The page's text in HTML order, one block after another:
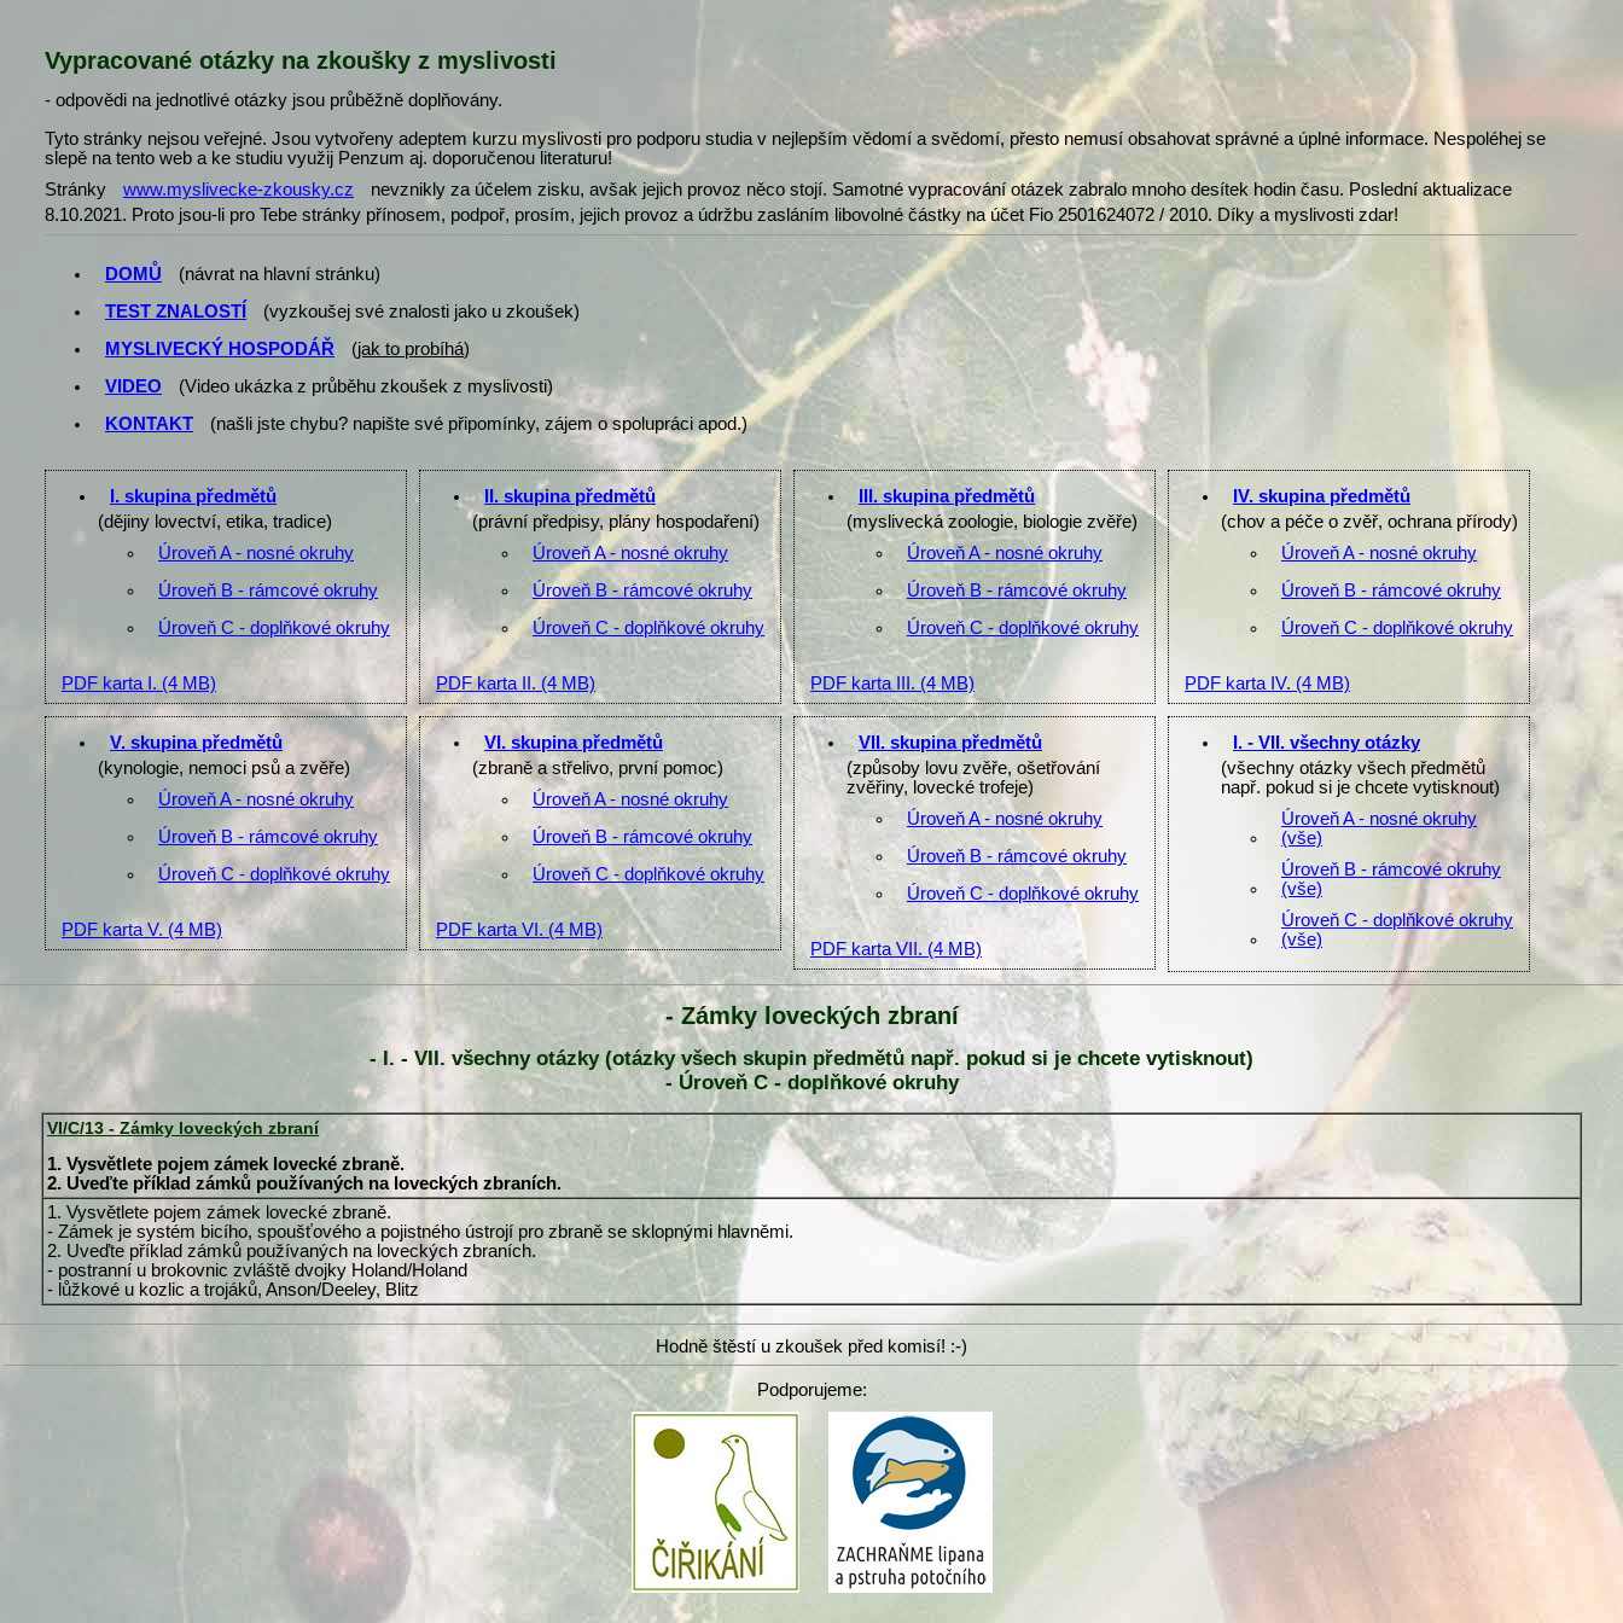
Vypracované otázky na zkoušky z myslivosti
- odpovědi na jednotlivé otázky jsou průběžně doplňovány.
Tyto stránky nejsou veřejné. Jsou vytvořeny adeptem kurzu myslivosti pro podporu studia v nejlepším vědomí a svědomí, přesto nemusí obsahovat správné a úplné informace. Nespoléhej se
slepě na tento web a ke studiu využij Penzum aj. doporučenou literaturu!
Stránky
www.myslivecke-zkousky.cz
nevznikly za účelem zisku, avšak jejich provoz něco stojí. Samotné vypracování otázek zabralo mnoho desítek hodin času. Poslední aktualizace
8.10.2021. Proto jsou-li pro Tebe stránky přínosem, podpoř, prosím, jejich provoz a údržbu zasláním libovolné částky na účet Fio 2501624072 / 2010. Díky a myslivosti zdar!
DOMŮ
(návrat na hlavní stránku)
TEST ZNALOSTÍ
(vyzkoušej své znalosti jako u zkoušek)
MYSLIVECKÝ HOSPODÁŘ
(jak to probíhá)
VIDEO
(Video ukázka z průběhu zkoušek z myslivosti)
KONTAKT
(našli jste chybu? napište své připomínky, zájem o spolupráci apod.)
I. skupina předmětů
(dějiny lovectví, etika, tradice)
Úroveň A - nosné okruhy
Úroveň B - rámcové okruhy
Úroveň C - doplňkové okruhy
PDF karta I. (4 MB)
II. skupina předmětů
(právní předpisy, plány hospodaření)
Úroveň A - nosné okruhy
Úroveň B - rámcové okruhy
Úroveň C - doplňkové okruhy
PDF karta II. (4 MB)
III. skupina předmětů
(myslivecká zoologie, biologie zvěře)
Úroveň A - nosné okruhy
Úroveň B - rámcové okruhy
Úroveň C - doplňkové okruhy
PDF karta III. (4 MB)
IV. skupina předmětů
(chov a péče o zvěř, ochrana přírody)
Úroveň A - nosné okruhy
Úroveň B - rámcové okruhy
Úroveň C - doplňkové okruhy
PDF karta IV. (4 MB)
V. skupina předmětů
(kynologie, nemoci psů a zvěře)
Úroveň A - nosné okruhy
Úroveň B - rámcové okruhy
Úroveň C - doplňkové okruhy
PDF karta V. (4 MB)
VI. skupina předmětů
(zbraně a střelivo, první pomoc)
Úroveň A - nosné okruhy
Úroveň B - rámcové okruhy
Úroveň C - doplňkové okruhy
PDF karta VI. (4 MB)
VII. skupina předmětů
(způsoby lovu zvěře, ošetřování
zvěřiny, lovecké trofeje)
Úroveň A - nosné okruhy
Úroveň B - rámcové okruhy
Úroveň C - doplňkové okruhy
PDF karta VII. (4 MB)
I. - VII. všechny otázky
(všechny otázky všech předmětů
např. pokud si je chcete vytisknout)
Úroveň A - nosné okruhy
(vše)
Úroveň B - rámcové okruhy
(vše)
Úroveň C - doplňkové okruhy
(vše)
- Zámky loveckých zbraní
- I. - VII. všechny otázky (otázky všech skupin předmětů např. pokud si je chcete vytisknout)
- Úroveň C - doplňkové okruhy
VI/C/13 - Zámky loveckých zbraní
1. Vysvětlete pojem zámek lovecké zbraně.
2. Uveďte příklad zámků používaných na loveckých zbraních.
1. Vysvětlete pojem zámek lovecké zbraně.
- Zámek je systém bicího, spoušťového a pojistného ústrojí pro zbraně se sklopnými hlavněmi.
2. Uveďte příklad zámků používaných na loveckých zbraních.
- postranní u brokovnic zvláště dvojky Holand/Holand
- lůžkové u kozlic a trojáků, Anson/Deeley, Blitz
Hodně štěstí u zkoušek před komisí! :-)
Podporujeme: